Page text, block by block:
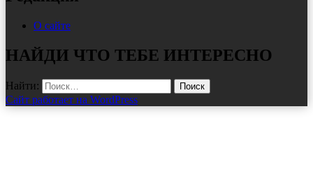
О сайте
НАЙДИ ЧТО ТЕБЕ ИНТЕРЕСНО
Найти:
Сайт работает на WordPress